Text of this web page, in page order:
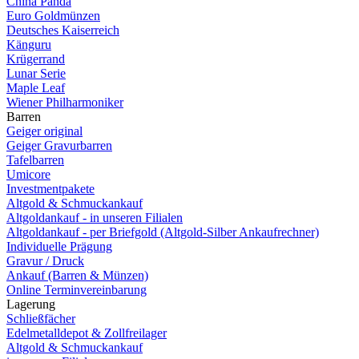
Euro Goldmünzen
Deutsches Kaiserreich
Känguru
Krügerrand
Lunar Serie
Maple Leaf
Wiener Philharmoniker
Barren
Geiger original
Geiger Gravurbarren
Tafelbarren
Umicore
Investmentpakete
Altgold & Schmuckankauf
Altgoldankauf - in unseren Filialen
Altgoldankauf - per Briefgold (Altgold-Silber Ankaufrechner)
Individuelle Prägung
Gravur / Druck
Ankauf (Barren & Münzen)
Online Terminvereinbarung
Lagerung
Schließfächer
Edelmetalldepot & Zollfreilager
Altgold & Schmuckankauf